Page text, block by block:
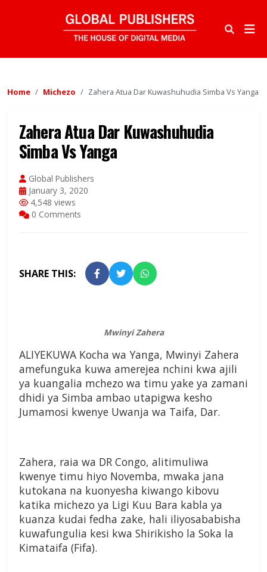
Home Michezo Zahera Atua Dar Kuwashuhudia Simba Vs Yanga
Zahera Atua Dar Kuwashuhudia
Simba Vs Yanga
Global Publishers
January 3, 2020
4,548 views
0 Comments
SHARE THIS:
Mwinyi Zahera
ALIYEKUWA Kocha wa Yanga, Mwinyi Zahera
amefunguka kuwa amerejea nchini kwa ajili
ya kuangalia mchezo wa timu yake ya zamani
dhidi ya Simba ambao utapigwa kesho
Jumamosi kwenye Uwanja wa Taifa, Dar.
Zahera, raia wa DR Congo, alitimuliwa
kwenye timu hiyo Novemba, mwaka jana
kutokana na kuonyesha kiwango kibovu
katika michezo ya Ligi Kuu Bara kabla ya
kuanza kudai fedha zake, hali iliyosababisha
kuwafungulia kesi kwa Shirikisho la Soka la
Kimataifa (Fifa).